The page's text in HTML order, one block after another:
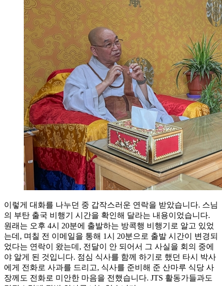
이렇게 대화를 나누던 중 갑작스러운 연락을 받았습니다. 스님
의 부탄 출국 비행기 시간을 확인해 달라는 내용이었습니다.
원래는 오후 4시 20분에 출발하는 방콕행 비행기로 알고 있었
는데, 며칠 전 이메일을 통해 1시 20분으로 출발 시간이 변경되
었다는 연락이 왔는데, 전달이 안 되어서 그 사실을 회의 중에
야 알게 된 것입니다. 점심 식사를 함께 하기로 했던 타시 박사
에게 전화로 사과를 드리고, 식사를 준비해 준 산마루 식당 사
장께도 전화로 미안한 마음을 전했습니다. JTS 활동가들과도